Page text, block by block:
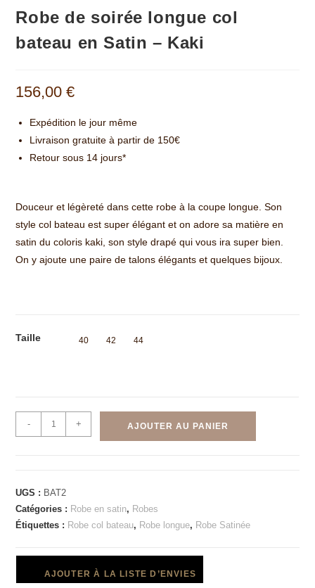
Robe de soirée longue col
bateau en Satin – Kaki
156,00€
Expédition le jour même
Livraison gratuite à partir de 150€
Retour sous 14 jours*
Douceur et légèreté dans cette robe à la coupe longue. Son
style col bateau est super élégant et on adore sa matière en
satin du coloris kaki, son style drapé qui vous ira super bien.
On y ajoute une paire de talons élégants et quelques bijoux.
Taille 40 42 44
- + AJOUTER AU PANIER
UGS : BAT2
Catégories : Robe en satin, Robes
Étiquettes : Robe col bateau, Robe longue, Robe Satinée
AJOUTER À LA LISTE D’ENVIES